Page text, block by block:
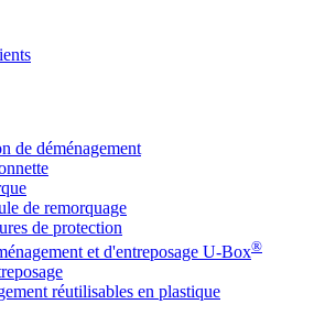
de déménagement
de remorquage
de protection
et d'entreposage U-Box®
réutilisables en plastique